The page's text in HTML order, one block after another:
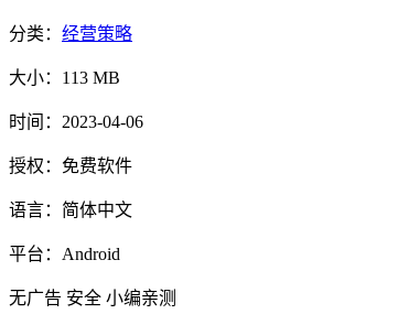
分类： 经营策略
大小： 113 MB
时间： 2023-04-06
授权： 免费软件
语言： 简体中文
平台： Android
无广告 安全 小编亲测